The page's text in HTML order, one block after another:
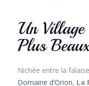
Un
Plus
Nichée entre la
Domaine d’Orion, La